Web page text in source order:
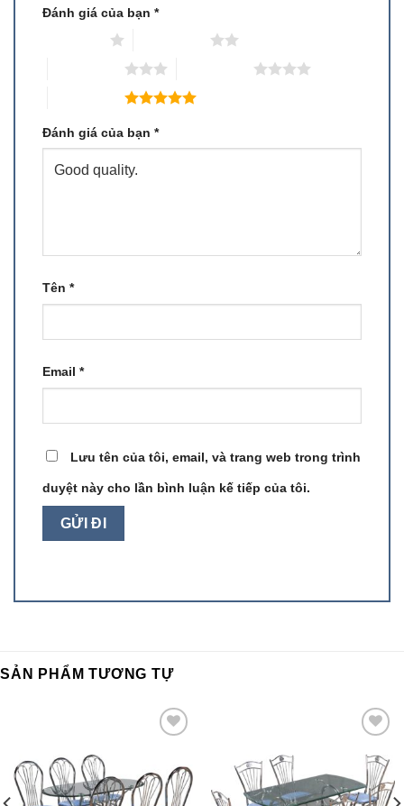
Đánh giá của bạn *
Đánh giá của bạn *
Tên *
Email *
Lưu tên của tôi, email, và trang web trong trình
duyệt này cho lần bình luận kế tiếp của tôi.
SẢN PHẨM TƯƠNG TỰ
Add to
wishlist
Add to
wishlist